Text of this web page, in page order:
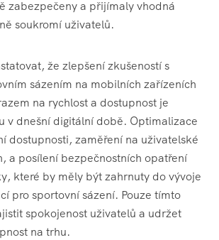
zabezpečeny a přijímaly vhodná
soukromí uživatelů.
že zlepšení zkušeností s
sázením na mobilních zařízeních
na rychlost a dostupnost je
v dnešní digitální době. Optimalizace
dostupnosti, zaměření na uživatelské
a posílení bezpečnostních opatření
které by měly být zahrnuty do vývoje
pro sportovní sázení. Pouze tímto
spokojenost uživatelů a udržet
na trhu.